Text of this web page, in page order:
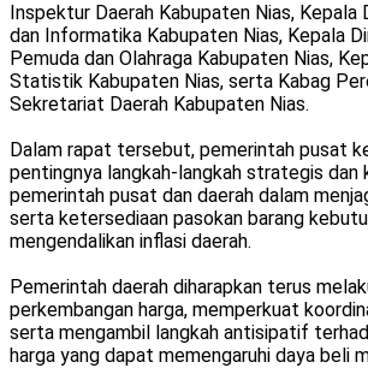
Inspektur Daerah Kabupaten Nias, Kepala
dan Informatika Kabupaten Nias, Kepala
Pemuda dan Olahraga Kabupaten Nias,
Statistik Kabupaten Nias, serta Kabag
Sekretariat Daerah Kabupaten Nias.
Dalam rapat tersebut, pemerintah pusat
pentingnya langkah-langkah strategis
pemerintah pusat dan daerah dalam
serta ketersediaan pasokan barang
mengendalikan inflasi daerah.
Pemerintah daerah diharapkan terus
perkembangan harga, memperkuat
serta mengambil langkah antisipatif
harga yang dapat memengaruhi daya beli